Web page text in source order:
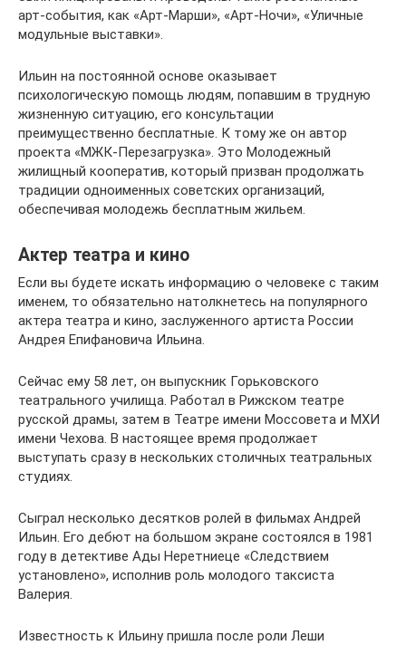
арт-события, как «Арт-Марши», «Арт-Ночи», «Уличные
модульные выставки».
Ильин на постоянной основе оказывает
психологическую помощь людям, попавшим в трудную
жизненную ситуацию, его консультации
преимущественно бесплатные. К тому же он автор
проекта «МЖК-Перезагрузка». Это Молодежный
жилищный кооператив, который призван продолжать
традиции одноименных советских организаций,
обеспечивая молодежь бесплатным жильем.
Актер театра и кино
Если вы будете искать информацию о человеке с таким
именем, то обязательно натолкнетесь на популярного
актера театра и кино, заслуженного артиста России
Андрея Епифановича Ильина.
Сейчас ему 58 лет, он выпускник Горьковского
театрального училища. Работал в Рижском театре
русской драмы, затем в Театре имени Моссовета и МХИ
имени Чехова. В настоящее время продолжает
выступать сразу в нескольких столичных театральных
студиях.
Сыграл несколько десятков ролей в фильмах Андрей
Ильин. Его дебют на большом экране состоялся в 1981
году в детективе Ады Неретниеце «Следствием
установлено», исполнив роль молодого таксиста
Валерия.
Известность к Ильину пришла после роли Леши